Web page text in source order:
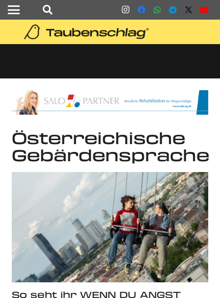
Österreichische
Gebärdensprache
So seht ihr WENN DU ANGST